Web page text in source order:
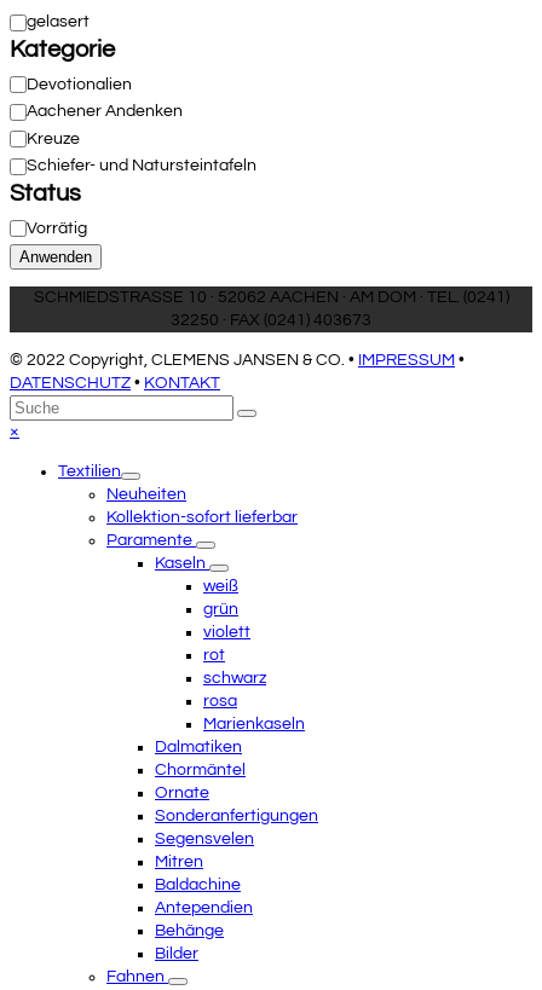
Verarbeitung
gelasert
Kategorie
Kategorie
Devotionalien
Aachener Andenken
Kreuze
Schiefer- und Natursteintafeln
Status
Status
Vorrätig
Anwenden
SCHMIEDSTRASSE 10 · 52062 AACHEN · AM DOM · TEL. (0241)
32250 · FAX (0241) 403673
© 2022 Copyright, CLEMENS JANSEN & CO. • IMPRESSUM •
DATENSCHUTZ • KONTAKT
An
den
scrollen
Suche
Senden
×
menuTextilien
Neuheiten
Kollektion-sofort lieferbar
Paramente
Kaseln
weiß
grün
violett
rot
schwarz
rosa
Marienkaseln
Dalmatiken
Chormäntel
Ornate
Sonderanfertigungen
Segensvelen
Mitren
Baldachine
Antependien
Behänge
Bilder
Fahnen